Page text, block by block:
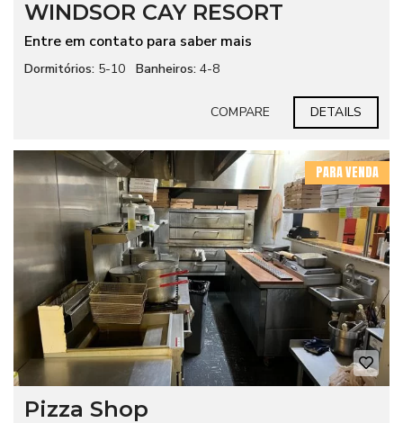
WINDSOR CAY RESORT
Entre em contato para saber mais
Dormitórios: 5-10 Banheiros: 4-8
COMPARE DETAILS
PARA VENDA
Pizza Shop